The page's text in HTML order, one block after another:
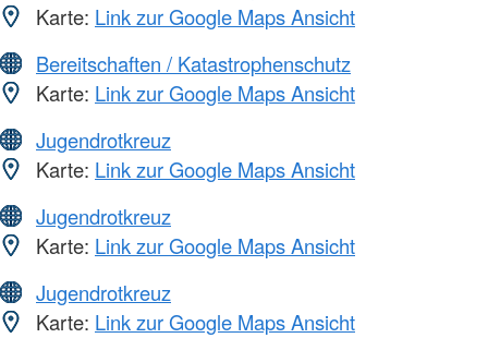
Karte: Link zur Google Maps Ansicht
Bereitschaften / Katastrophenschutz
Karte: Link zur Google Maps Ansicht
Jugendrotkreuz
Karte: Link zur Google Maps Ansicht
Jugendrotkreuz
Karte: Link zur Google Maps Ansicht
Jugendrotkreuz
Karte: Link zur Google Maps Ansicht